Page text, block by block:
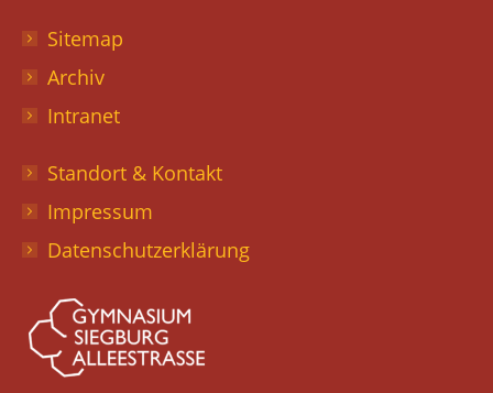
Sitemap
Archiv
Intranet
Standort & Kontakt
Impressum
Datenschutzerklärung